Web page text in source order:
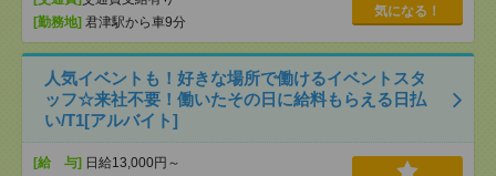
[勤務地] 君津駅から車9分
気になる！
人気イベントも！好きな場所で働けるイベントスタ
ッフ☆来社不要！働いたその日に給料もらえる日払
い/T1[アルバイト]
[給 与] 日給13,000円～